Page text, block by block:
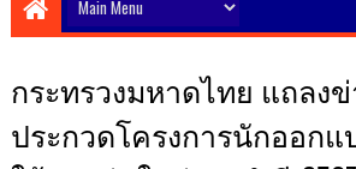
กระทรวงมหาดไทย แถลง
ประกวดโครงการนักออก